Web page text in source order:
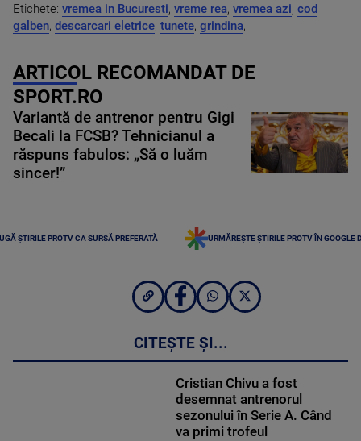
Etichete: vremea in Bucuresti, vreme rea, vremea azi, cod
galben, descarcari eletrice, tunete, grindina,
ARTICOL RECOMANDAT DE
SPORT.RO
Variantă de antrenor pentru Gigi
Becali la FCSB? Tehnicianul a
răspuns fabulos: „Să o luăm
sincer!”
ȘTIRILE PROTV CA SURSĂ PREFERATĂ URMĂREȘTE ȘTIRILE PROTV ÎN GOOGLE
CITEȘTE ȘI...
Cristian Chivu a fost
desemnat antrenorul
sezonului în Serie A. Când
va primi trofeul